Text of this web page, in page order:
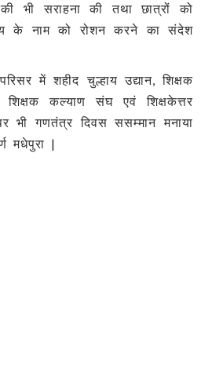
की भी सराहना की तथा छात्रों को
के नाम को रोशन करने का संदेश
में शहीद चुल्हाय उद्यान, शिक्षक
कल्याण संघ एवं शिक्षकेत्तर
भी गणतंत्र दिवस ससम्मान मनाया
मधेपुरा |